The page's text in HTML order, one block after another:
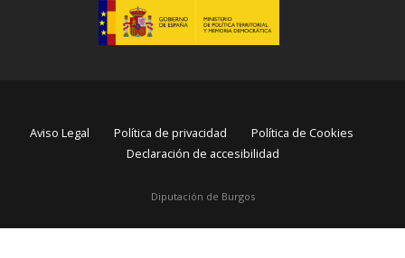
Diputación de Burgos
Aviso Legal Política de privacidad
Política de Cookies
Declaración de accesibilidad